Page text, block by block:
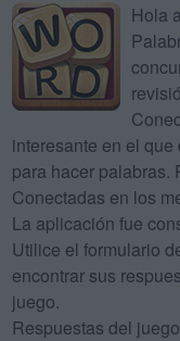
Hola
interesante en el
para hacer palabras.
Conectadas en los
La aplicación fue
Utilice el formulario
encontrar sus
juego.
Respuestas del